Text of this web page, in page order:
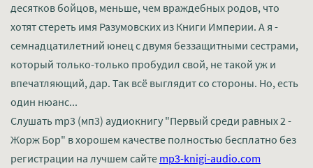
десятков бойцов, меньше, чем враждебных родов, что
хотят стереть имя Разумовских из Книги Империи. А я -
семнадцатилетний юнец с двумя беззащитными сестрами,
который только-только пробудил свой, не такой уж и
впечатляющий, дар. Так всё выглядит со стороны. Но, есть
один нюанс...
Слушать mp3 (мп3) аудиокнигу "Первый среди равных 2 -
Жорж Бор" в хорошем качестве полностью бесплатно без
регистрации на лучшем сайте mp3-knigi-audio.com